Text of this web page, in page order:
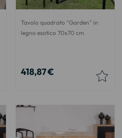
Tavolo quadrato "Garden" in
legno esotico 70x70 cm
418,87 €